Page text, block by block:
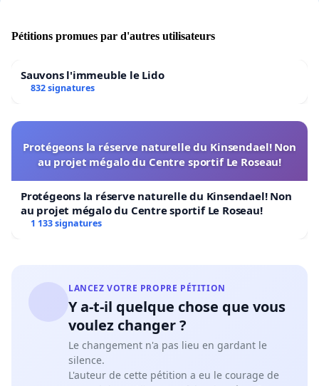
Pétitions promues par d'autres utilisateurs
Sauvons l'immeuble le Lido
832 signatures
Protégeons la réserve naturelle du Kinsendael! Non
au projet mégalo du Centre sportif Le Roseau!
Protégeons la réserve naturelle du Kinsendael! Non
au projet mégalo du Centre sportif Le Roseau!
1 133 signatures
LANCEZ VOTRE PROPRE PÉTITION
Y a-t-il quelque chose que vous
voulez changer ?
Le changement n'a pas lieu en gardant le
silence.
L'auteur de cette pétition a eu le courage de